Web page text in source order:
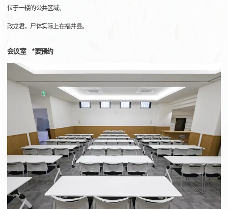
位于一楼的公共区域。
政龙君，尸体实际上在福井县。
会议室 *要预约